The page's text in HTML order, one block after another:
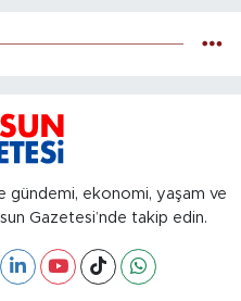
gündemi, ekonomi, yaşam ve
Gazetesi’nde takip edin.